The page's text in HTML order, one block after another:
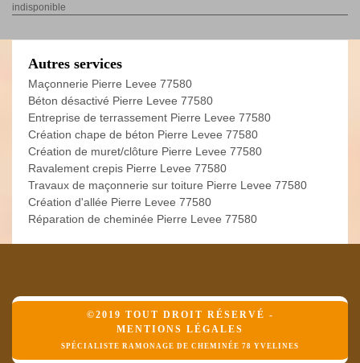
indisponible
Autres services
Maçonnerie Pierre Levee 77580
Béton désactivé Pierre Levee 77580
Entreprise de terrassement Pierre Levee 77580
Création chape de béton Pierre Levee 77580
Création de muret/clôture Pierre Levee 77580
Ravalement crepis Pierre Levee 77580
Travaux de maçonnerie sur toiture Pierre Levee 77580
Création d'allée Pierre Levee 77580
Réparation de cheminée Pierre Levee 77580
©2019 TOUT DROIT RÉSERVÉ -
MENTIONS LÉGALES
SPÉCIALISTE RAMONAGE DE CHEMINÉE 78 YVELINES